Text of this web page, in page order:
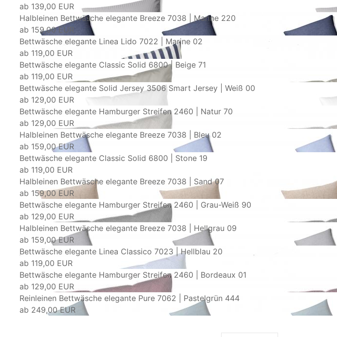
ab 139,00 EUR
Halbleinen Bettwäsche elegante Breeze 7038 | Marine 220
ab 159,00 EUR
Bettwäsche elegante Linea Lido 7022 | Marine 02
ab 119,00 EUR
Bettwäsche elegante Classic Solid 6800 | Beige 71
ab 119,00 EUR
Bettwäsche elegante Solid Jersey 3506 Smart Jersey | Weiß 00
ab 129,00 EUR
Bettwäsche elegante Hamburger Streifen 2460 | Natur 70
ab 129,00 EUR
Halbleinen Bettwäsche elegante Breeze 7038 | Bleu 02
ab 159,00 EUR
Bettwäsche elegante Classic Solid 6800 | Stone 19
ab 119,00 EUR
Halbleinen Bettwäsche elegante Breeze 7038 | Sand 07
ab 159,00 EUR
Bettwäsche elegante Hamburger Streifen 2460 | Grau-Weiß 90
ab 129,00 EUR
Halbleinen Bettwäsche elegante Breeze 7038 | Hellgrau 09
ab 159,00 EUR
Bettwäsche elegante Linea Classico 7023 | Hellblau 20
ab 119,00 EUR
Bettwäsche elegante Hamburger Streifen 2460 | Bordeaux 01
ab 129,00 EUR
Reinleinen Bettwäsche elegante Pure 7062 | Pastelgrün 444
ab 249,00 EUR